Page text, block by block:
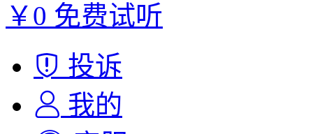
￥0 免费试听
投诉
我的